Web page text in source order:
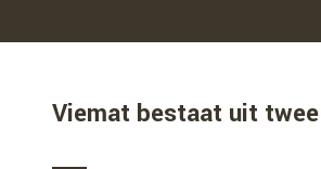
Viemat bestaat uit